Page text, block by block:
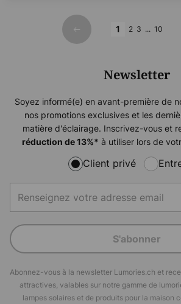
Précédent
1 2 3 ... 10
Newsletter
Soyez informé(e) en avant-première de
nos promotions exclusives et les
matière d'éclairage. Inscrivez-vous et
réduction de13%* à utiliser lors de
Client privé
S'abonner
Abonnez-vous à la newsletter Lumories.ch et
attractives, valables sur notre gamme de
lampes solaires et de produits pour la maison